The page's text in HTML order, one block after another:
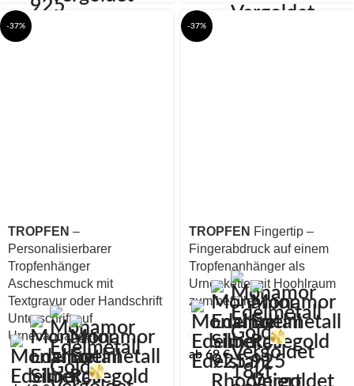
-37%
TROPFEN –
Personalisierbarer
Tropfenhänger
Ascheschmuck mit
Textgravur oder Handschrift
Unterschrift auf
Urnenanhänger
-37%
TROPFEN Fingertip –
Fingerabdruck auf einem
Tropfenanhänger als
Urnenkette mit Hoohlraum
zum befüllen
ab 69€